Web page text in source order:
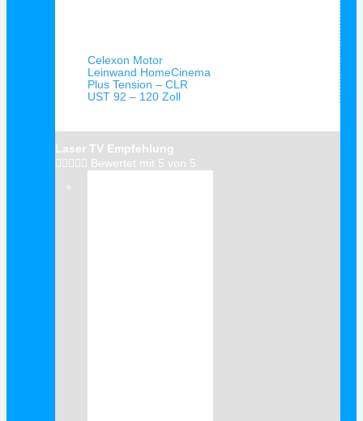
Celexon Motor
Leinwand HomeCinema
Plus Tension – CLR
UST 92 – 120 Zoll
Laser TV Empfehlung
     Bewertet mit 5 von 5